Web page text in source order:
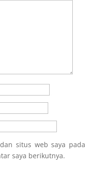
situs web saya pada
saya berikutnya.